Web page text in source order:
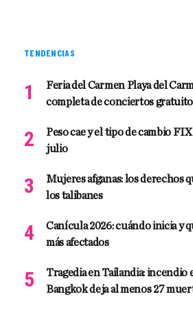
TENDENCIAS
Feria del Carmen Playa del
completa de conciertos
Peso cae y el tipo de cambio
julio
Mujeres afganas: los derechos
los talibanes
Canícula 2026: cuándo inicia y
más afectados
Tragedia en Tailandia: incendio
Bangkok deja al menos 27